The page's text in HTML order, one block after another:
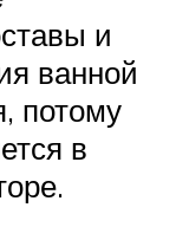
и
ванной
потому
в